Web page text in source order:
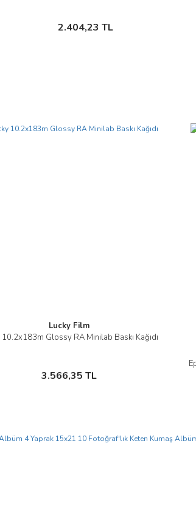
2.404,23 TL
Sepete Ekle
Lucky Film
10.2x183m Glossy RA Minilab Baskı Kağıdı
3.566,35 TL
İncele
Sepete Ekle